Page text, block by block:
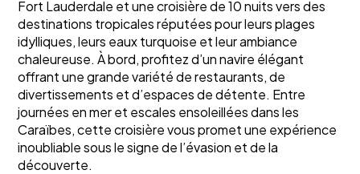
Fort Lauderdale et une croisière de 10 nuits vers des
destinations tropicales réputées pour leurs plages
idylliques, leurs eaux turquoise et leur ambiance
chaleureuse. À bord, profitez d’un navire élégant
offrant une grande variété de restaurants, de
divertissements et d’espaces de détente. Entre
journées en mer et escales ensoleillées dans les
Caraïbes, cette croisière vous promet une expérience
inoubliable sous le signe de l’évasion et de la
découverte.